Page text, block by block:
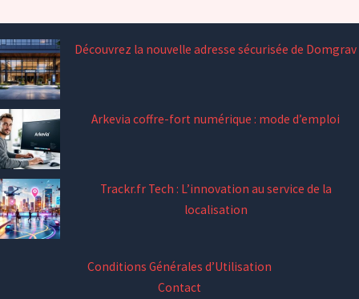
Découvrez la nouvelle adresse sécurisée de Domgrav
Arkevia coffre-fort numérique : mode d’emploi
Trackr.fr Tech : L’innovation au service de la
localisation
Conditions Générales d’Utilisation
Contact